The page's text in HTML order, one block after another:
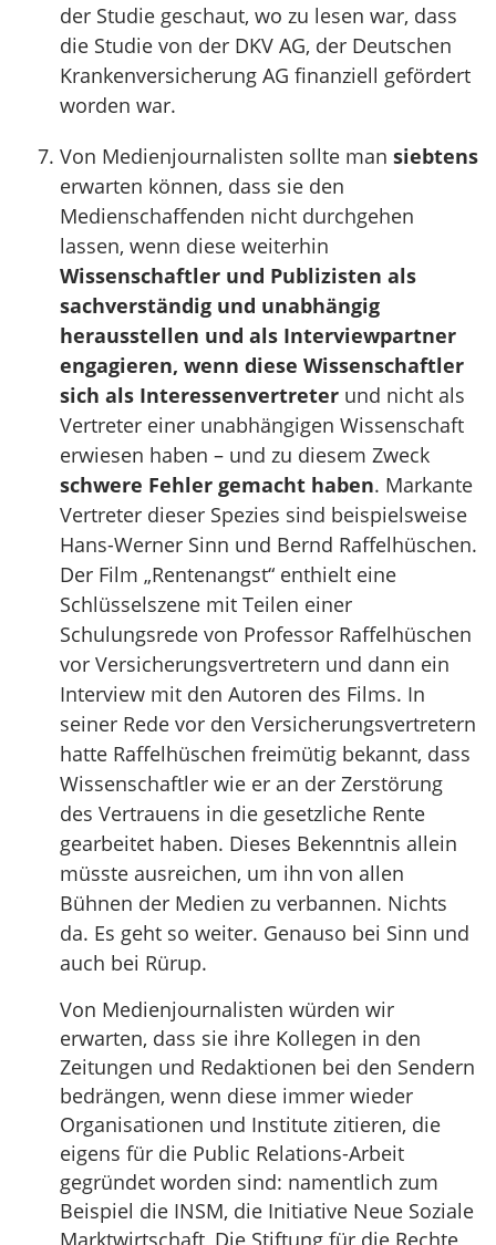
der Studie geschaut, wo zu lesen war, dass
die Studie von der DKV AG, der Deutschen
Krankenversicherung AG finanziell gefördert
worden war.
Von Medienjournalisten sollte man siebtens
erwarten können, dass sie den
Medienschaffenden nicht durchgehen
lassen, wenn diese weiterhin
Wissenschaftler und Publizisten als
sachverständig und unabhängig
herausstellen und als Interviewpartner
engagieren, wenn diese Wissenschaftler
sich als Interessenvertreter und nicht als
Vertreter einer unabhängigen Wissenschaft
erwiesen haben – und zu diesem Zweck
schwere Fehler gemacht haben. Markante
Vertreter dieser Spezies sind beispielsweise
Hans-Werner Sinn und Bernd Raffelhüschen.
Der Film „Rentenangst“ enthielt eine
Schlüsselszene mit Teilen einer
Schulungsrede von Professor Raffelhüschen
vor Versicherungsvertretern und dann ein
Interview mit den Autoren des Films. In
seiner Rede vor den Versicherungsvertretern
hatte Raffelhüschen freimütig bekannt, dass
Wissenschaftler wie er an der Zerstörung
des Vertrauens in die gesetzliche Rente
gearbeitet haben. Dieses Bekenntnis allein
müsste ausreichen, um ihn von allen
Bühnen der Medien zu verbannen. Nichts
da. Es geht so weiter. Genauso bei Sinn und
auch bei Rürup.
Von Medienjournalisten würden wir
erwarten, dass sie ihre Kollegen in den
Zeitungen und Redaktionen bei den Sendern
bedrängen, wenn diese immer wieder
Organisationen und Institute zitieren, die
eigens für die Public Relations-Arbeit
gegründet worden sind: namentlich zum
Beispiel die INSM, die Initiative Neue Soziale
Marktwirtschaft, Die Stiftung für die Rechte